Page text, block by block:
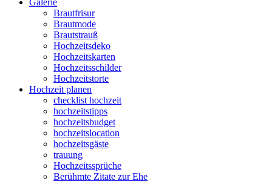
Galerie
Brautfrisur
Brautmode
Brautstrauß
Hochzeitsdeko
Hochzeitskarten
Hochzeitsschilder
Hochzeitstorte
Hochzeit planen
checklist hochzeit
hochzeitstipps
hochzeitsbudget
hochzeitslocation
hochzeitsgäste
trauung
Hochzeitssprüche
Berühmte Zitate zur Ehe